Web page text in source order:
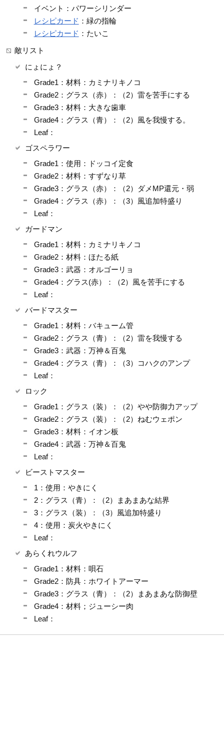
イベント：パワーシリンダー
レシピカード ：緑の指輪
レシピカード ：たいこ
敵リスト
にょにょ？
Grade1：材料：カミナリキノコ
Grade2：グラス（赤）：（2）雷を苦手にする
Grade3：材料：大きな歯車
Grade4：グラス（青）：（2）風を我慢する。
Leaf：
ゴスペラワー
Grade1：使用：ドッコイ定食
Grade2：材料：すずなり草
Grade3：グラス（赤）：（2）ダメMP還元・弱
Grade4：グラス（赤）：（3）風追加特盛り
Leaf：
ガードマン
Grade1：材料：カミナリキノコ
Grade2：材料：ほたる紙
Grade3：武器：オルゴーリョ
Grade4：グラス(赤）：（2）風を苦手にする
Leaf：
バードマスター
Grade1：材料：バキューム管
Grade2：グラス（青）：（2）雷を我慢する
Grade3：武器：万神＆百鬼
Grade4：グラス（青）：（3）コハクのアンプ
Leaf：
ロック
Grade1：グラス（装）：（2）やや防御力アップ
Grade2：グラス（装）：（2）ねむウェポン
Grade3：材料：イオン板
Grade4：武器：万神＆百鬼
Leaf：
ビーストマスター
1：使用：やきにく
2：グラス（青）：（2）まあまあな結界
3：グラス（装）：（3）風追加特盛り
4：使用：炭火やきにく
Leaf：
あらくれウルフ
Grade1：材料：唄石
Grade2：防具：ホワイトアーマー
Grade3：グラス（青）：（2）まあまあな防御壁
Grade4：材料；ジューシー肉
Leaf：